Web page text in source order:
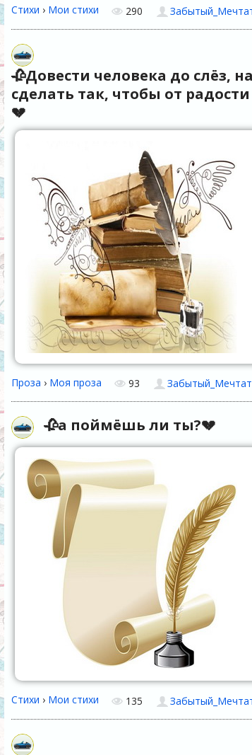
Стихи › Мои стихи 290
🥀Довести человека до слёз,
сделать так, чтобы от
💔
Проза › Моя проза 93
🥀а поймёшь ли ты?💔
Стихи › Мои стихи 135